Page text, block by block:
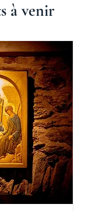
à venir